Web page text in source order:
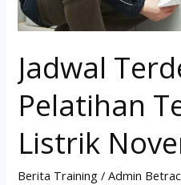
Jadwal
Pelatihan
Listrik
Berita Training /Admin